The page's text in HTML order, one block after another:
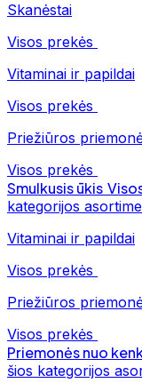
Skanėstai
Visos prekės
Vitaminai ir papildai
Visos prekės
Priežiūros
Visos prekės
Smulkusis ūkis
kategorijos
Vitaminai ir papildai
Visos prekės
Priežiūros
Visos prekės
Priemonės nuo
šios kategorijos